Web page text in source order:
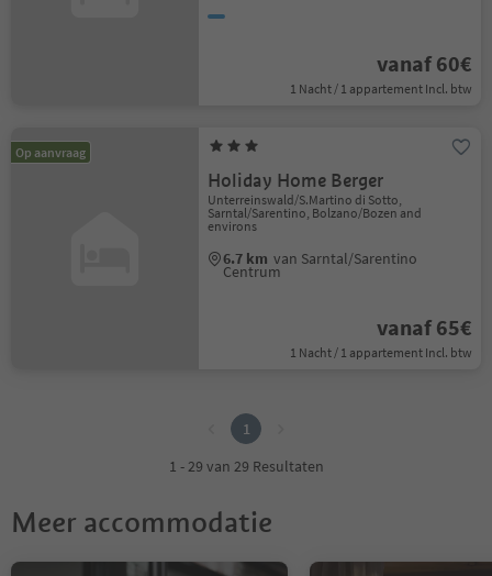
vanaf 60€
1 Nacht / 1 appartement Incl. btw
Op aanvraag
Holiday Home Berger
Unterreinswald/S.Martino di Sotto,
Sarntal/Sarentino, Bolzano/Bozen and
environs
6.7 km van Sarntal/Sarentino
Centrum
vanaf 65€
1 Nacht / 1 appartement Incl. btw
1
1 - 29 van 29 Resultaten
Meer accommodatie